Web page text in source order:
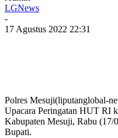
LGNews
-
17 Agustus 2022 22:31
Polres Mesuji(liputanglobal-
Upacara Peringatan HUT RI
Kabupaten Mesuji, Rabu
Bupati.